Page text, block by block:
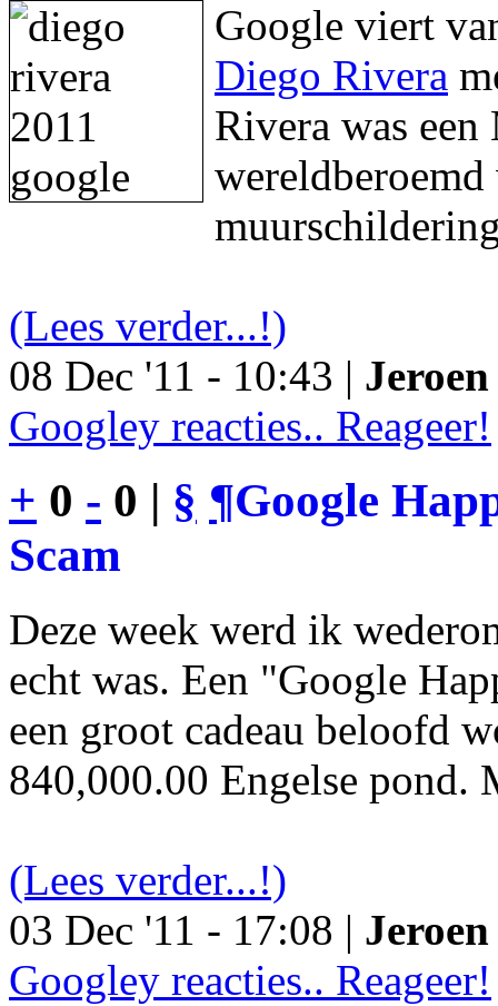
Google viert
Diego Rivera
Rivera was een
(Lees verder...!)
08 Dec '11 - 10:43 |
Googley reacties.. Reageer!
+ 0 - 0 | § ¶Google
Scam
Deze week werd ik
echt was. Een "Google
een groot cadeau beloofd
840,000.00 Engelse pond.
(Lees verder...!)
03 Dec '11 - 17:08 |
Googley reacties.. Reageer!